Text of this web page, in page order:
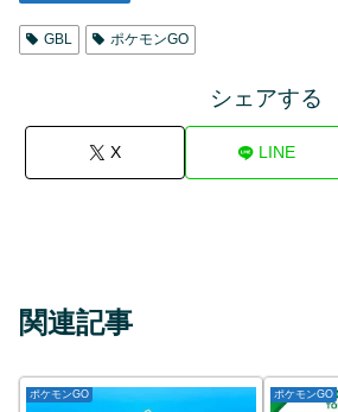
GBL ポケモンGO
シェアする
X LINE
関連記事
ポケモンGO ポケモンGO